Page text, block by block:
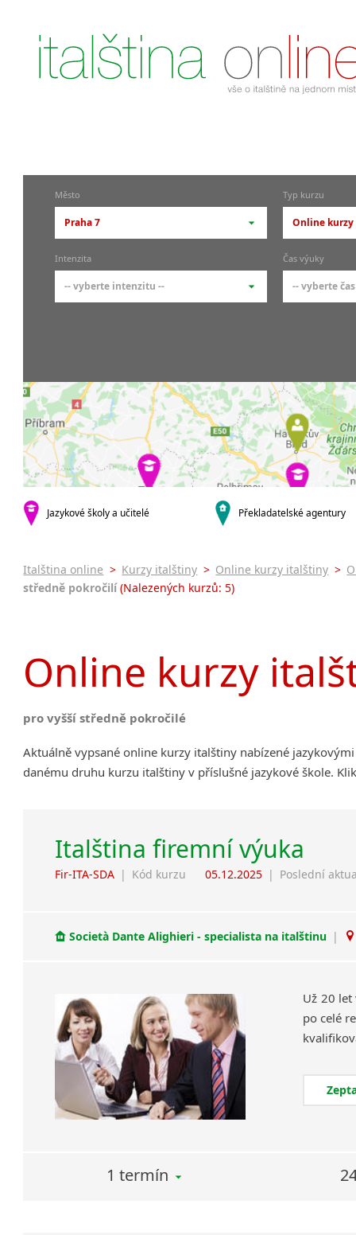
Město
Praha 7
-- vyberte město --
pražské městské části
Praha 7
Praha 9
Praha 10
krajská města
Brno
Plzeň
malá města podle abecedy
Typ kurzu
Online
-- vyberte
kurzy s
Online
Letní
Intenzita
-- vyberte intenzitu --
9-14 hodin týdně
20 a více hodin týdně
Čas výuky
-- vyberte
Večerní
Noční
Jazykové školy a učitelé Překladatelské agentury
Italština online > Kurzy italštiny > Online kurzy italštiny >
středně pokročilí(Nalezených kurzů: 5)
Online kurzy
pro vyšší středně pokročilé
Aktuálně vypsané online kurzy italštiny nabízené
danému druhu kurzu italštiny v příslušné jazykové škole.
Italština firemní výuka
Fir-ITA-SDA | Kód kurzu 05.12.2025 | Poslední
Società Dante Alighieri - specialista na italštinu |
Už 20 let
po celé
1 termín